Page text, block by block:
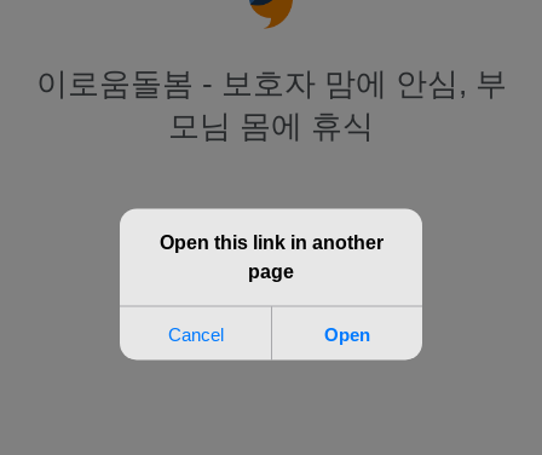
이로움돌봄 - 보호자 맘에 안심, 부
모님 몸에 휴식